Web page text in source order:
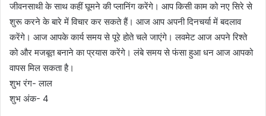
जीवनसाथी के साथ कहीं घूमने की प्लानिंग करेंगे। आप किसी काम को नए सिरे से
शुरू करने के बारे में विचार कर सकते हैं। आज आप अपनी दिनचर्या में बदलाव
करेंगे। आज आपके कार्य समय से पूरे होते चले जाएंगे। लवमेट आज अपने रिश्ते
को और मजबूत बनाने का प्रयास करेंगे। लंबे समय से फंसा हुआ धन आज आपको
वापस मिल सकता है।
शुभ रंग- लाल
शुभ अंक- 4